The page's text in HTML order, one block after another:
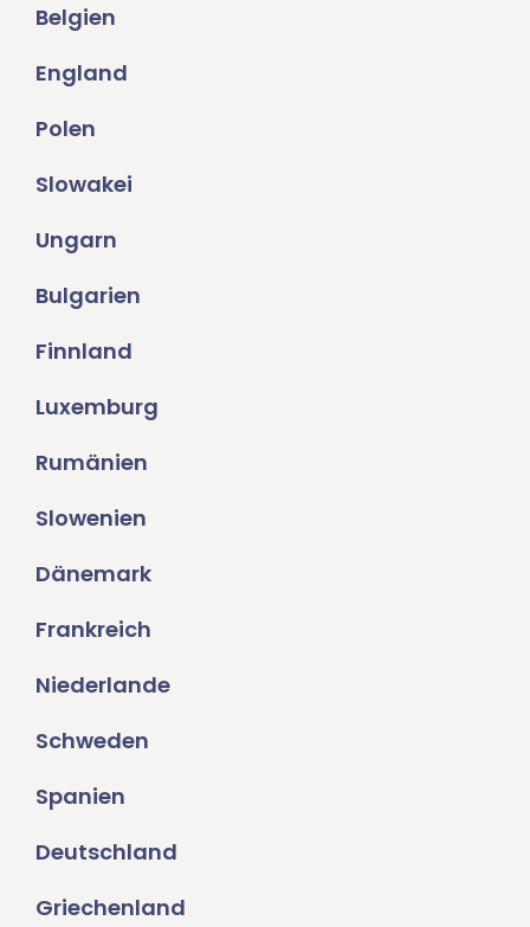
Belgien
England
Polen
Slowakei
Ungarn
Bulgarien
Finnland
Luxemburg
Rumänien
Slowenien
Dänemark
Frankreich
Niederlande
Schweden
Spanien
Deutschland
Griechenland